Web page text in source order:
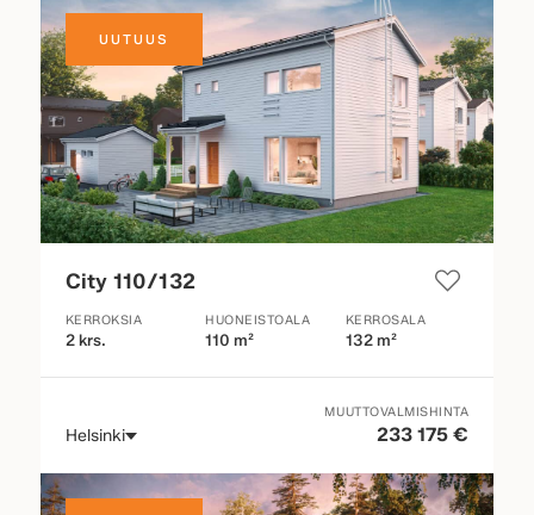
UUTUUS
City 110/132
KERROKSIA
2 krs.
HUONEISTOALA
110 m²
KERROSALA
132 m²
Helsinki
MUUTTOVALMISHINTA
233 175 €